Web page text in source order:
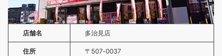
店舗名 多治見店
住所
〒507-0037